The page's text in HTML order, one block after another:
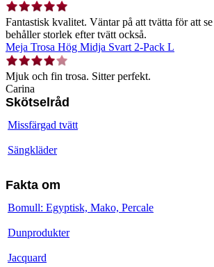
Fantastisk kvalitet. Väntar på att tvätta för att
behåller storlek efter tvätt också.
Meja Trosa Hög Midja Svart 2-Pack L
Mjuk och fin trosa. Sitter perfekt.
Carina
Skötselråd
Missfärgad tvätt
Sängkläder
Fakta om
Bomull: Egyptisk, Mako, Percale
Dunprodukter
Jacquard